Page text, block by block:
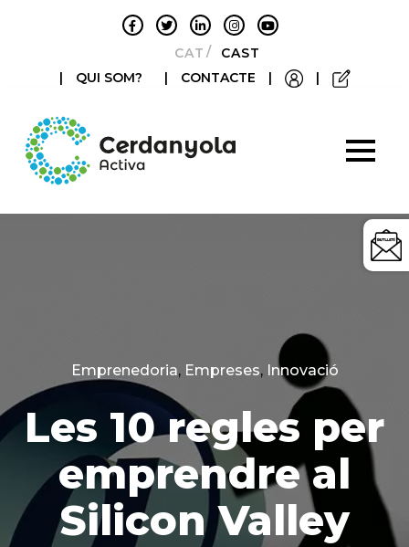
CATALÀCASTELLANO
|
QUI SOM? | CONTACTE | |
Categories
Emprenedoria, Empreses, Innovació
Les 10 regles per
emprendre al
Silicon Valley